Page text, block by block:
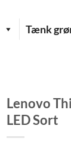
Tænk
Lenovo
LED Sort